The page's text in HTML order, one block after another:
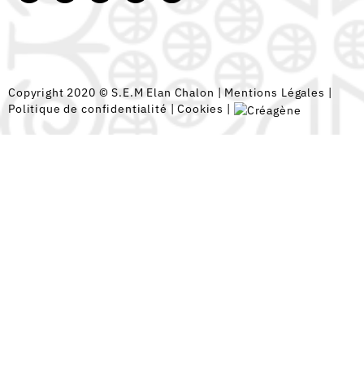
Copyright 2020 © S.E.M Elan Chalon | Mentions Légales |
Politique de confidentialité |Cookies |